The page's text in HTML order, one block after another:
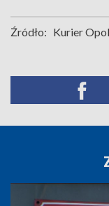
Źródło: Kurier